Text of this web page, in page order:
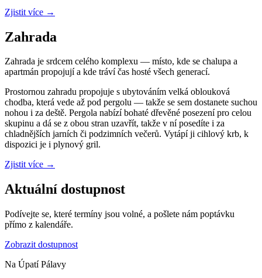
Zjistit více →
Zahrada
Zahrada je srdcem celého komplexu — místo, kde se chalupa a
apartmán propojují a kde tráví čas hosté všech generací.
Prostornou zahradu propojuje s ubytováním velká oblouková
chodba, která vede až pod pergolu — takže se sem dostanete suchou
nohou i za deště. Pergola nabízí bohaté dřevěné posezení pro celou
skupinu a dá se z obou stran uzavřít, takže v ní posedíte i za
chladnějších jarních či podzimních večerů. Vytápí ji cihlový krb, k
dispozici je i plynový gril.
Zjistit více →
Aktuální dostupnost
Podívejte se, které termíny jsou volné, a pošlete nám poptávku
přímo z kalendáře.
Zobrazit dostupnost
Na Úpatí Pálavy